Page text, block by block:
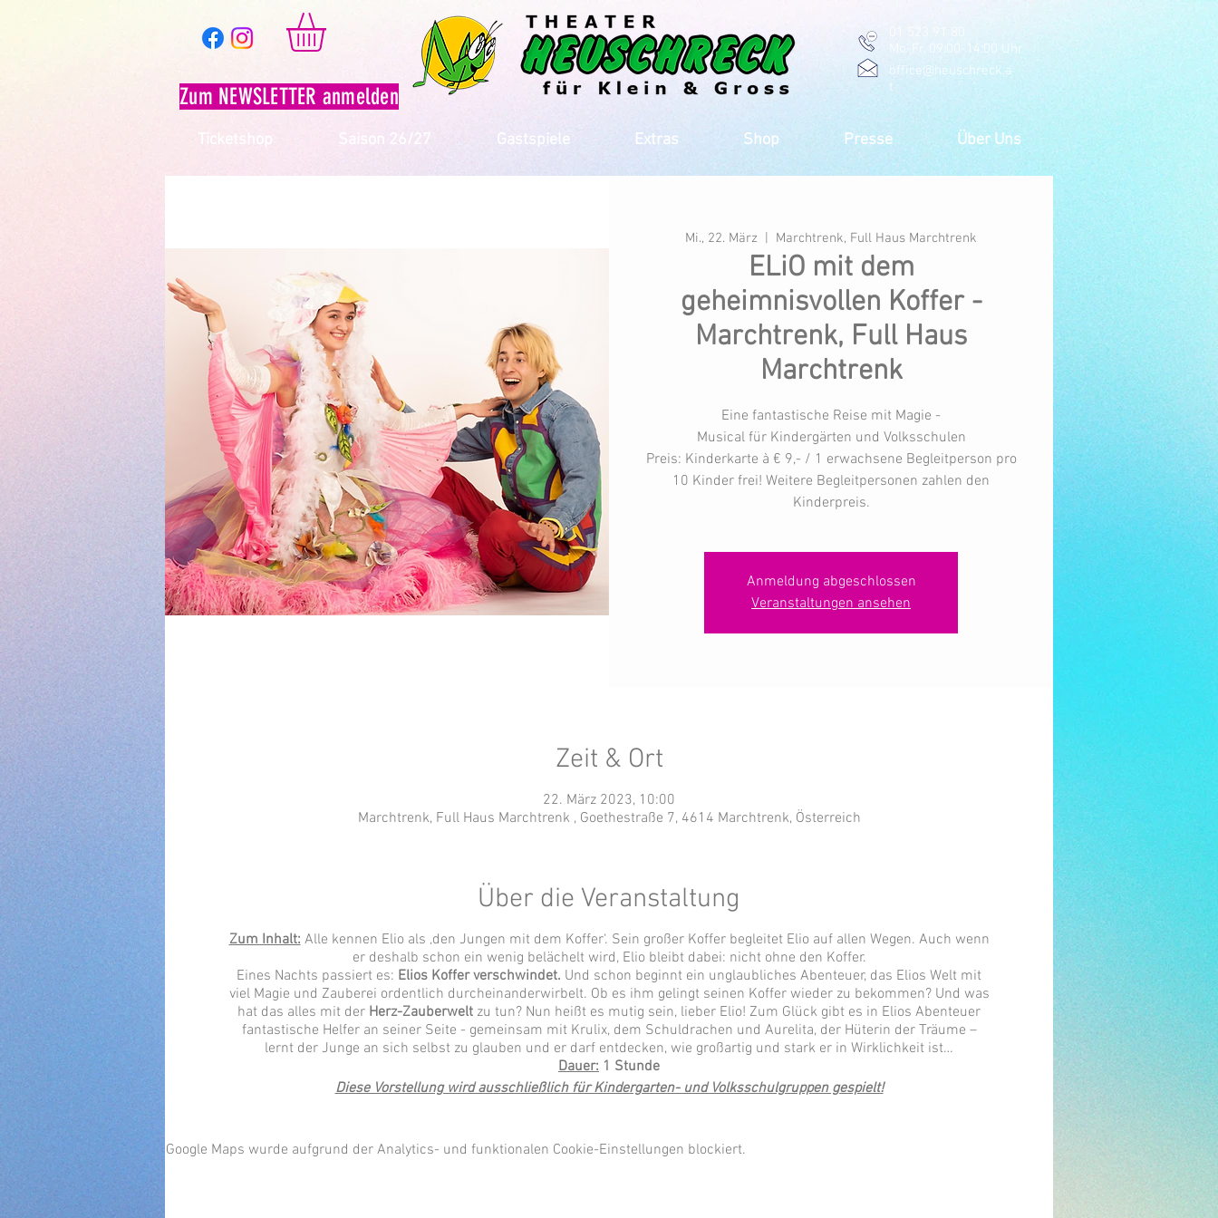
Zum NEWSLETTER anmelden
01 523 91 80
Mo-Fr, 09:00-14:00 Uhr
office@heuschreck.a
t
Ticketshop Saison 26/27 Gastspiele Extras Shop Presse Über Uns
Mi., 22. März Marchtrenk, Full Haus Marchtrenk
ELiO mit dem
geheimnisvollen Koffer -
Marchtrenk, Full Haus
Marchtrenk
Eine fantastische Reise mit Magie -
Musical für Kindergärten und Volksschulen
Preis: Kinderkarte à € 9,- / 1 erwachsene Begleitperson pro
10 Kinder frei! Weitere Begleitpersonen zahlen den
Kinderpreis.
Anmeldung abgeschlossen
Veranstaltungen ansehen
Zeit & Ort
22. März 2023, 10:00
Marchtrenk, Full Haus Marchtrenk , Goethestraße 7, 4614 Marchtrenk, Österreich
Über die Veranstaltung
Zum Inhalt: Alle kennen Elio als ‚den Jungen mit dem Koffer‘. Sein großer Koffer begleitet Elio auf allen Wegen. Auch wenn
er deshalb schon ein wenig belächelt wird, Elio bleibt dabei: nicht ohne den Koffer.
Eines Nachts passiert es: Elios Koffer verschwindet. Und schon beginnt ein unglaubliches Abenteuer, das Elios Welt mit
viel Magie und Zauberei ordentlich durcheinanderwirbelt. Ob es ihm gelingt seinen Koffer wieder zu bekommen? Und was
hat das alles mit der Herz-Zauberwelt zu tun? Nun heißt es mutig sein, lieber Elio! Zum Glück gibt es in Elios Abenteuer
fantastische Helfer an seiner Seite - gemeinsam mit Krulix, dem Schuldrachen und Aurelita, der Hüterin der Träume –
lernt der Junge an sich selbst zu glauben und er darf entdecken, wie großartig und stark er in Wirklichkeit ist…
Dauer: 1 Stunde
Diese Vorstellung wird ausschließlich für Kindergarten- und Volksschulgruppen gespielt!
Google Maps wurde aufgrund der Analytics- und funktionalen Cookie-Einstellungen blockiert.